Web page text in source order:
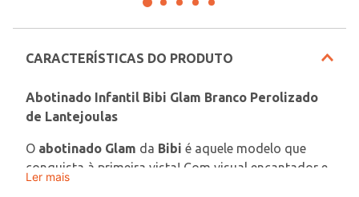
CARACTERÍSTICAS DO PRODUTO
Abotinado Infantil Bibi Glam Branco Perolizado
de Lantejoulas
O abotinado Glam da Bibi é aquele modelo que
conquista à primeira vista! Com visual encantador e
cheio de brilho, ele combina conforto, estilo e
Ler mais